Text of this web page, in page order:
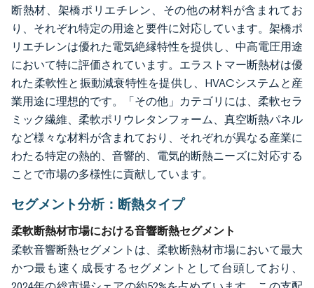
断熱材、架橋ポリエチレン、その他の材料が含まれてお
り、それぞれ特定の用途と要件に対応しています。架橋ポ
リエチレンは優れた電気絶縁特性を提供し、中高電圧用途
において特に評価されています。エラストマー断熱材は優
れた柔軟性と振動減衰特性を提供し、HVACシステムと産
業用途に理想的です。「その他」カテゴリには、柔軟セラ
ミック繊維、柔軟ポリウレタンフォーム、真空断熱パネル
など様々な材料が含まれており、それぞれが異なる産業に
わたる特定の熱的、音響的、電気的断熱ニーズに対応する
ことで市場の多様性に貢献しています。
セグメント分析：断熱タイプ
柔軟断熱材市場における音響断熱セグメント
柔軟音響断熱セグメントは、柔軟断熱材市場において最大
かつ最も速く成長するセグメントとして台頭しており、